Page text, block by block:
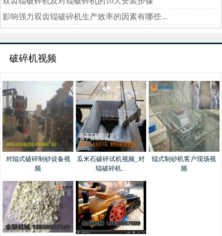
影响强力双齿辊破碎机生产效率的因素有哪些...
破碎机视频
对辊式破碎制砂设备视
频
瓜米石破碎试机视频_对
辊破碎机...
辊式制砂机客户现场视
频